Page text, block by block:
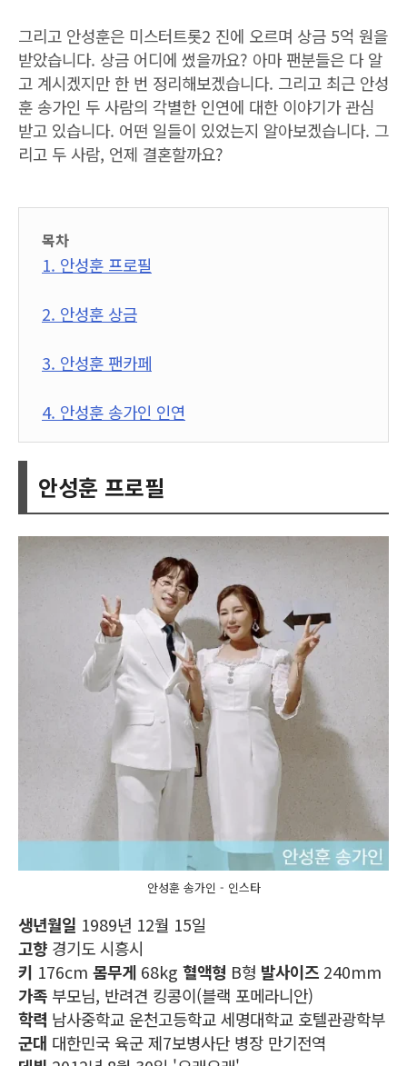
그리고 안성훈은 미스터트롯2 진에 오르며 상금 5억 원을
받았습니다. 상금 어디에 썼을까요? 아마 팬분들은 다 알
고 계시겠지만 한 번 정리해보겠습니다. 그리고 최근 안성
훈 송가인 두 사람의 각별한 인연에 대한 이야기가 관심
받고 있습니다. 어떤 일들이 있었는지 알아보겠습니다. 그
리고 두 사람, 언제 결혼할까요?
목차
1. 안성훈 프로필
2. 안성훈 상금
3. 안성훈 팬카페
4. 안성훈 송가인 인연
안성훈 프로필
안성훈 송가인 - 인스타
생년월일 1989년 12월 15일
고향 경기도 시흥시
키 176cm 몸무게 68kg 혈액형 B형 발사이즈 240mm
가족 부모님, 반려견 킹콩이(블랙 포메라니안)
학력 남사중학교 운천고등학교 세명대학교 호텔관광학부
군대 대한민국 육군 제7보병사단 병장 만기전역